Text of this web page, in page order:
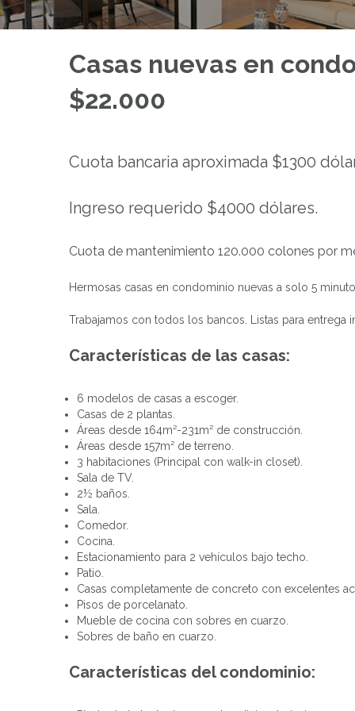
Casas nuevas en
$22.000
Cuota bancaria aproximada $1300
Ingreso requerido $4000 dólares.
Cuota de mantenimiento 120.000 colones por
Hermosas casas en condominio nuevas a solo 5
Trabajamos con todos los bancos. Listas para entrega
Características de las casas:
6 modelos de casas a escoger.
Casas de 2 plantas.
Áreas desde 164m²-231m² de construcción.
Áreas desde 157m² de terreno.
3 habitaciones (Principal con walk-in closet).
Sala de TV.
2½ baños.
Sala.
Comedor.
Cocina.
Estacionamiento para 2 vehículos bajo techo.
Patio.
Casas completamente de concreto con excelentes
Pisos de porcelanato.
Mueble de cocina con sobres en cuarzo.
Sobres de baño en cuarzo.
Características del condominio: